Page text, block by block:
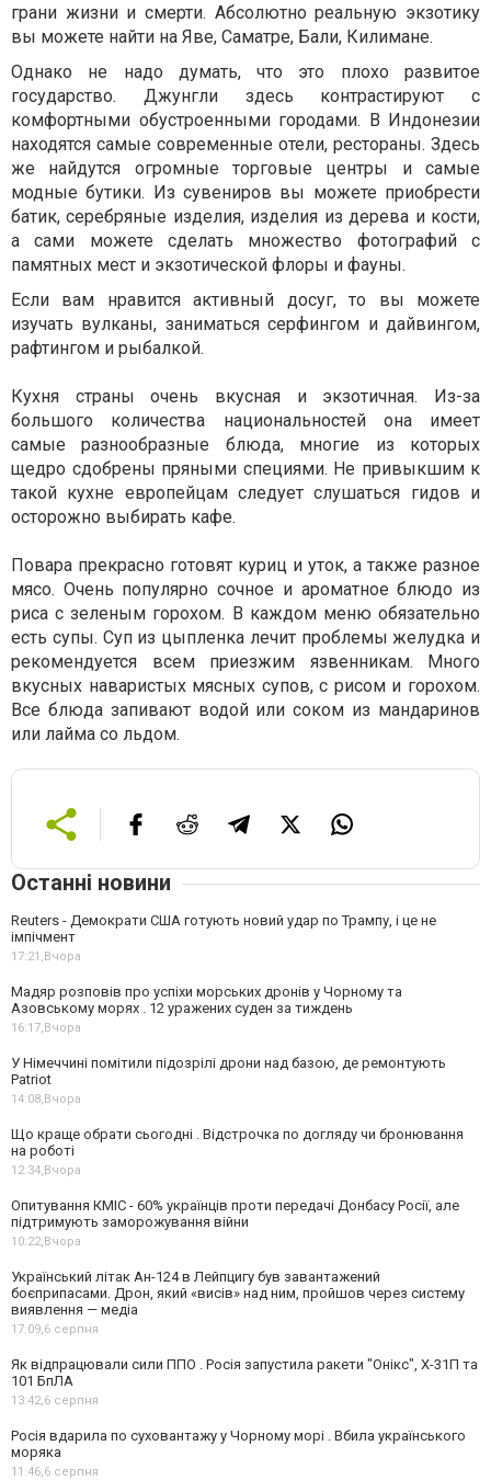
грани жизни и смерти. Абсолютно реальную экзотику
вы можете найти на Яве, Саматре, Бали, Килимане.
Однако не надо думать, что это плохо развитое
государство. Джунгли здесь контрастируют с
комфортными обустроенными городами. В Индонезии
находятся самые современные отели, рестораны. Здесь
же найдутся огромные торговые центры и самые
модные бутики. Из сувениров вы можете приобрести
батик, серебряные изделия, изделия из дерева и кости,
а сами можете сделать множество фотографий с
памятных мест и экзотической флоры и фауны.
Если вам нравится активный досуг, то вы можете
изучать вулканы, заниматься серфингом и дайвингом,
рафтингом и рыбалкой.
Кухня страны очень вкусная и экзотичная. Из-за
большого количества национальностей она имеет
самые разнообразные блюда, многие из которых
щедро сдобрены пряными специями. Не привыкшим к
такой кухне европейцам следует слушаться гидов и
осторожно выбирать кафе.
Повара прекрасно готовят куриц и уток, а также разное
мясо. Очень популярно сочное и ароматное блюдо из
риса с зеленым горохом. В каждом меню обязательно
есть супы. Суп из цыпленка лечит проблемы желудка и
рекомендуется всем приезжим язвенникам. Много
вкусных наваристых мясных супов, с рисом и горохом.
Все блюда запивают водой или соком из мандаринов
или лайма со льдом.
Останні новини
Reuters - Демократи США готують новий удар по Трампу, і це не
імпічмент
17:21,Вчора
Мадяр розповів про успіхи морських дронів у Чорному та
Азовському морях . 12 уражених суден за тиждень
16:17,Вчора
У Німеччині помітили підозрілі дрони над базою, де ремонтують
Patriot
14:08,Вчора
Що краще обрати сьогодні . Відстрочка по догляду чи бронювання
на роботі
12:34,Вчора
Опитування КМІС - 60% українців проти передачі Донбасу Росії, але
підтримують заморожування війни
10:22,Вчора
Український літак Ан-124 в Лейпцигу був завантажений
боєприпасами. Дрон, який «висів» над ним, пройшов через систему
виявлення — медіа
17:09,6 серпня
Як відпрацювали сили ППО . Росія запустила ракети "Онікс", Х-31П та
101 БпЛА
13:42,6 серпня
Росія вдарила по суховантажу у Чорному морі . Вбила українського
моряка
11:46,6 серпня